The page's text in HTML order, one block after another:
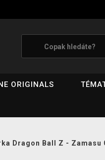
ORIGINALS
Dragon Ball Z - Zamasu